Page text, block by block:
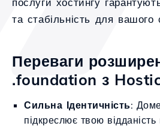
та стабільність для вашого
Переваги
.foundation з
Сильна Ідентичність:
підкреслює твою